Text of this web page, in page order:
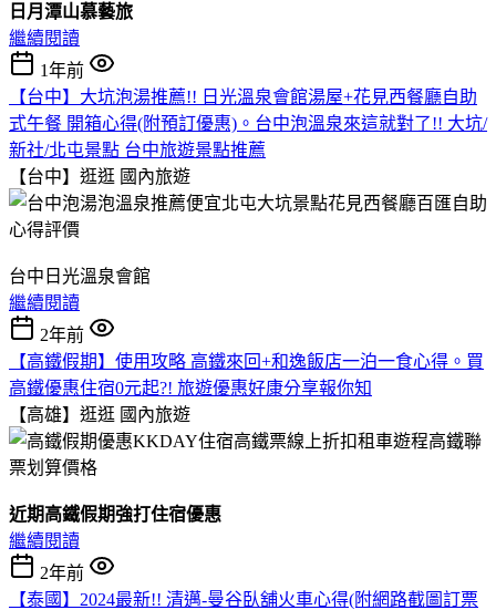
日月潭山慕藝旅
繼續閱讀
1年前
【台中】大坑泡湯推薦!! 日光溫泉會館湯屋+花見西餐廳自助
式午餐 開箱心得(附預訂優惠)。台中泡溫泉來這就對了!! 大坑/
新社/北屯景點 台中旅遊景點推薦
【台中】逛逛 國內旅遊
台中日光溫泉會館
繼續閱讀
2年前
【高鐵假期】使用攻略 高鐵來回+和逸飯店一泊一食心得。買
高鐵優惠住宿0元起?! 旅遊優惠好康分享報你知
【高雄】逛逛 國內旅遊
近期高鐵假期強打住宿優惠
繼續閱讀
2年前
【泰國】2024最新!! 清邁-曼谷臥舖火車心得(附網路截圖訂票